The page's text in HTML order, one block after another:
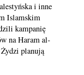
i inne
Islamskim
kampanię
na Haram al-
planują